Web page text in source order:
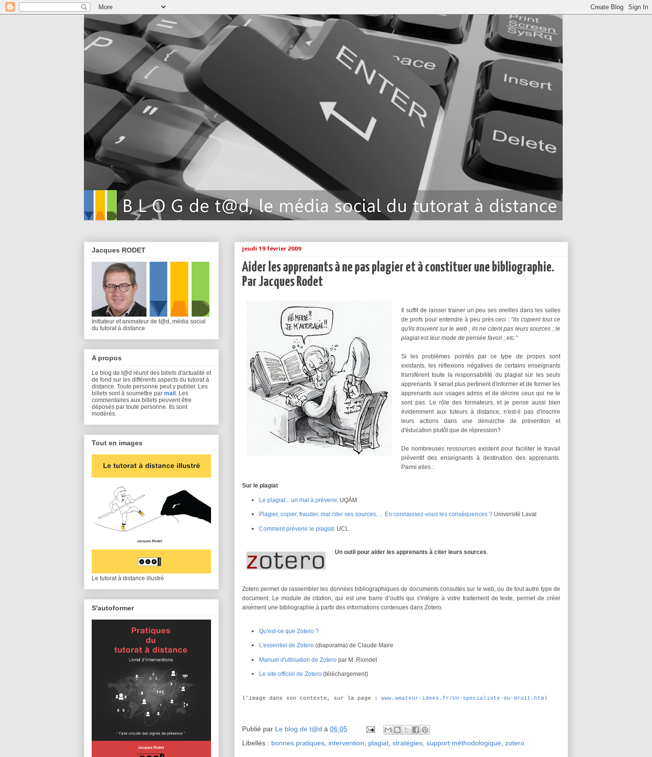
jeudi 19 février 2009
Aider les apprenants à ne pas plagier et à constituer une bibliographie.
Par Jacques Rodet
Il suffit de laisser trainer un peu ses oreilles dans les salles
de profs pour entendre à peu près ceci : "ils copient tout ce
qu'ils trouvent sur le web ; ils ne citent pas leurs sources ; le
plagiat est leur mode de pensée favori ; etc."
Si les problèmes pointés par ce type de propos sont
existants, les réflexions négatives de certains enseignants
transfèrent toute la responsabilité du plagiat sur les seuls
apprenants. Il serait plus pertinent d'informer et de former les
apprenants aux usages admis et de décrire ceux qui ne le
sont pas. Le rôle des formateurs, et je pense aussi bien
évidemment aux tuteurs à distance, n'est-il pas d'inscrire
leurs actions dans une démarche de prévention et
d'éducation plutôt que de répression?
De nombreuses ressources existent pour faciliter le travail
préventif des enseignants à destination des apprenants.
Parmi elles :
Sur le plagiat
Le plagiat... un mal à prévenir. UQÀM
Plagier, copier, frauder, mal citer ses sources,… En connaissez-vous les conséquences ? Université Laval
Comment prévenir le plagiat. UCL
Un outil pour aider les apprenants à citer leurs sources.
Zotero permet de rassembler les données bibliographiques de documents consultés sur le web, ou de tout autre type de
document. Le module de citation, qui est une barre d’outils qui s'intègre à votre traitement de texte, permetde créer
aisément une bibliographie à partir des informations contenues dans Zotero.
Qu'est-ce que Zotero ?
L'essentiel de Zotero (diaporama) de Claude Maire
Manuel d'utilisation de Zotero par M. Riondet
Le site officiel de Zotero (téléchargement)
l'image dans son contexte, sur la page : www.amateur-idees.fr/Un-specialiste-du-droit.html
Publié par Le blog de t@d à 06:05
Libellés : bonnes pratiques intervention plagiat stratégies support méthodologique zotero
Jacques RODET
Initiateur et animateur de t@d, média social
du tutorat à distance
A propos
Le blog de t@d réunit des billets d'actualité et
de fond sur les différents aspects du tutorat à
distance. Toute personne peut y publier. Les
billets sont à soumettre par mail . Les
commentaires aux billets peuvent être
déposés par toute personne. Ils sont
modérés.
Tout en images
Le tutorat à distance illustré
S'autoformer